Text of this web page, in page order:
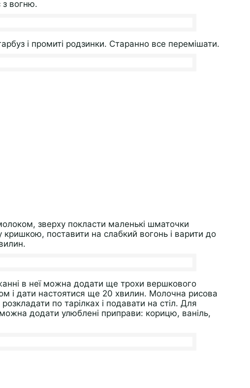
з вогню.
і промиті родзинки. Старанно все перемішати.
зверху покласти маленькі шматочки
поставити на слабкий вогонь і варити до
в неї можна додати ще трохи вершкового
і дати настоятися ще 20 хвилин. Молочна рисова
по тарілках і подавати на стіл. Для
додати улюблені приправи: корицю, ваніль,